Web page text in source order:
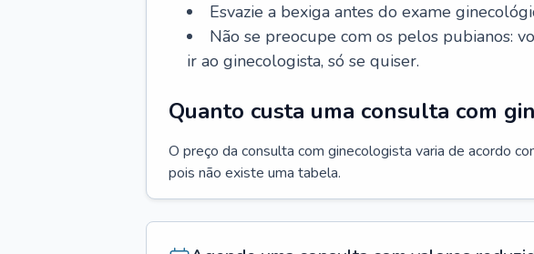
Esvazie a bexiga antes do exame
Não se preocupe com os pelos pubianos:
ir ao ginecologista, só se quiser.
Quanto custa uma consulta com
O preço da consulta com ginecologista varia de acordo
pois não existe uma tabela.